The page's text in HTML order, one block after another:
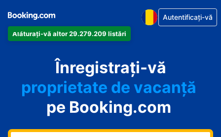
Alăturați-vă altor 29.279.209 listări
Autentificați-vă
Înregistrați-vă
apartamentul
hotelul
proprietate de vacanță
pensiunea
B&B-ul
pe Booking.com